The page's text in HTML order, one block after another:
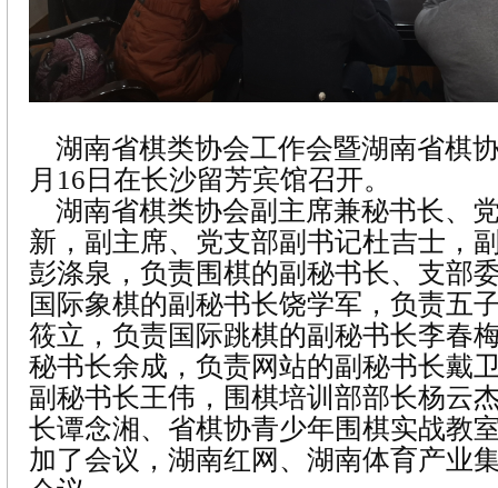
湖南省棋类协会工作会暨湖南省棋
月16日在长沙留芳宾馆召开。
湖南省棋类协会副主席兼秘书长、
新，副主席、党支部副书记杜吉士，
彭涤泉，负责围棋的副秘书长、支部
国际象棋的副秘书长饶学军，负责五
筱立，负责国际跳棋的副秘书长李春
秘书长余成，负责网站的副秘书长戴
副秘书长王伟，围棋培训部部长杨云
长谭念湘、省棋协青少年围棋实战教
加了会议，湖南红网、湖南体育产业